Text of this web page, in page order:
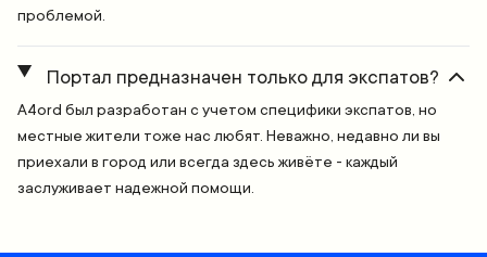
проблемой.
Портал предназначен только для экспатов?
A4ord был разработан с учетом специфики экспатов, но
местные жители тоже нас любят. Неважно, недавно ли вы
приехали в город или всегда здесь живёте - каждый
заслуживает надежной помощи.